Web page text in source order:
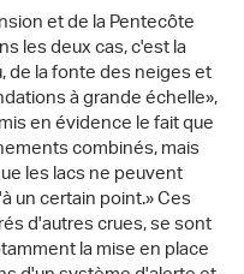
et de la Pentecôte
les deux cas, c'est la
de la fonte des neiges et
à grande échelle»,
en évidence le fait que
combinés, mais
les lacs ne peuvent
un certain point.» Ces
d'autres crues, se sont
la mise en place